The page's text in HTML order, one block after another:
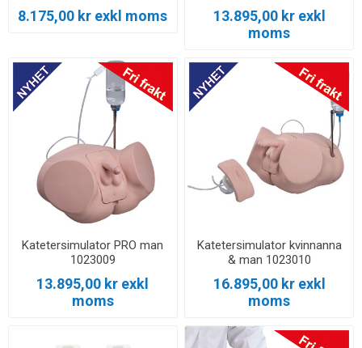
8.175,00 kr exkl moms
13.895,00 kr exkl
moms
Katetersimulator PRO man
1023009
13.895,00 kr exkl
moms
Katetersimulator kvinnanna
& man 1023010
16.895,00 kr exkl
moms